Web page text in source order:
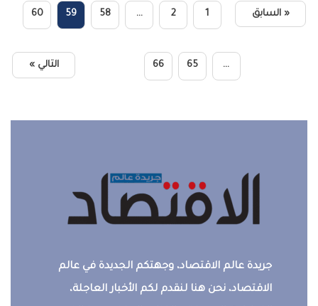
« السابق 1
2
…
58
59
60
…
65
66 التالي »
جريدة عالم الاقتصاد، وجهتكم الجديدة في عالم
الاقتصاد، نحن هنا لنقدم لكم الأخبار العاجلة،